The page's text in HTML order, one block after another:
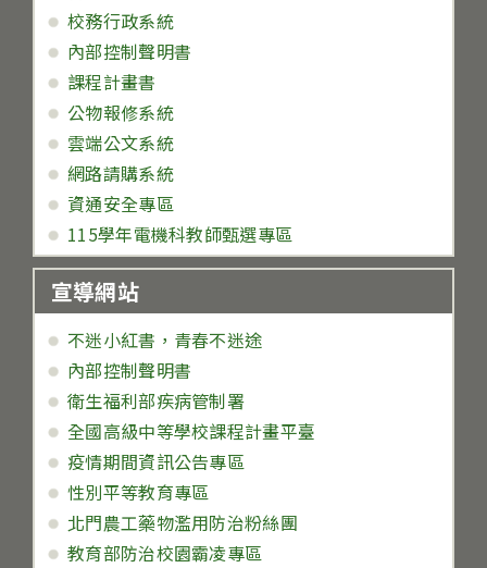
校務行政系統
內部控制聲明書
課程計畫書
公物報修系統
雲端公文系統
網路請購系統
資通安全專區
115學年電機科教師甄選專區
宣導網站
不迷小紅書，青春不迷途
內部控制聲明書
衛生福利部疾病管制署
全國高級中等學校課程計畫平臺
疫情期間資訊公告專區
性別平等教育專區
北門農工藥物濫用防治粉絲團
教育部防治校園霸凌專區